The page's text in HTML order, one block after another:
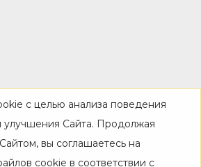
с целью анализа поведения
улучшения Сайта. Продолжая
вы соглашаетесь на
cookie в соответствии с